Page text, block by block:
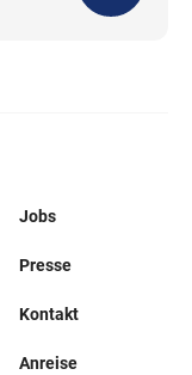
Jobs
Presse
Kontakt
Anreise